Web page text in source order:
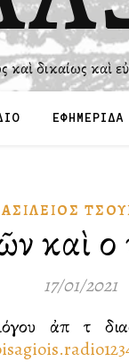
καὶ δικαίως καὶ
ΕΦΗΜΕΡΙΔΑ
καὶ
17/01/2021
ἀπὸ τὸ